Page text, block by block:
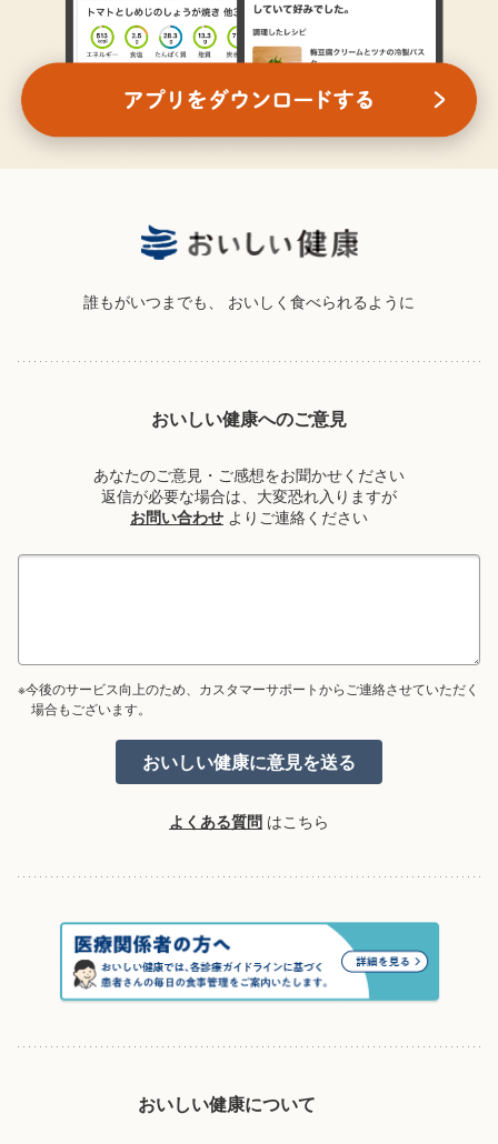
誰もがいつまでも、 おいしく食べられるように
おいしい健康へのご意見
あなたのご意見・ご感想をお聞かせください
返信が必要な場合は、大変恐れ入りますが
お問い合わせ よりご連絡ください
※今後のサービス向上のため、カスタマーサポートからご連絡させていただく
場合もございます。
よくある質問 はこちら
おいしい健康について